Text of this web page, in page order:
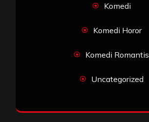
Komedi
Komedi Horor
Komedi Romantis
Uncategorized